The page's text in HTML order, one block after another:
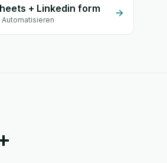
+ Linkedin form
Automatisieren